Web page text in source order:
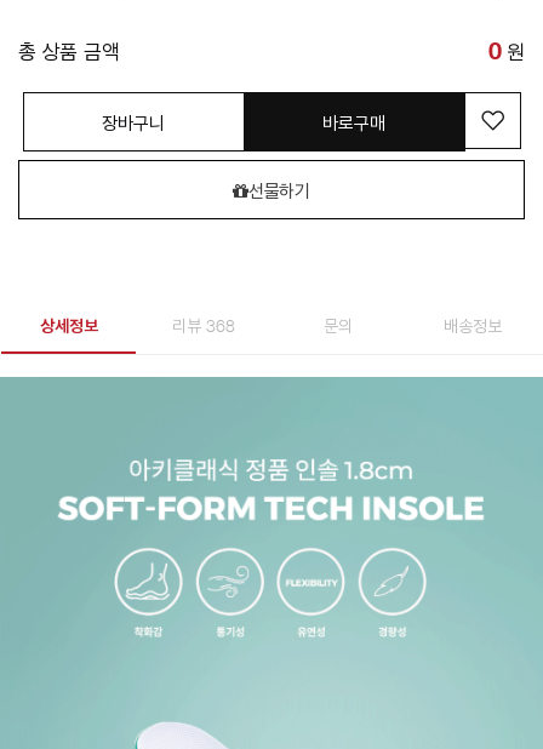
총 상품 금액 0 원
장바구니 바로구매
선물하기
상세정보 리뷰 368 문의 배송정보